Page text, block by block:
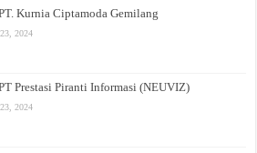
Kurnia Ciptamoda Gemilang
2024
Prestasi Piranti Informasi (NEUVIZ)
2024